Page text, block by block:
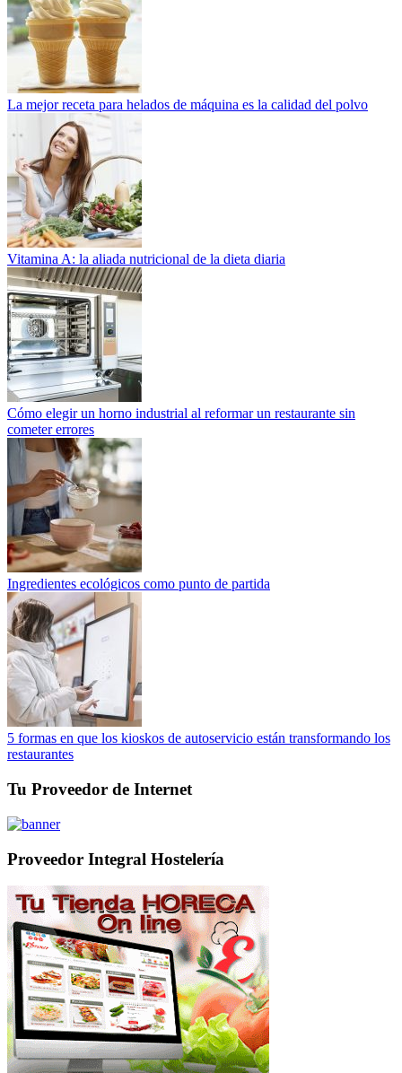
La mejor receta para helados de máquina es la calidad del polvo
Vitamina A: la aliada nutricional de la dieta diaria
Cómo elegir un horno industrial al reformar un restaurante sin
cometer errores
Ingredientes ecológicos como punto de partida
5 formas en que los kioskos de autoservicio están transformando los
restaurantes
Tu Proveedor de Internet
Proveedor Integral Hostelería